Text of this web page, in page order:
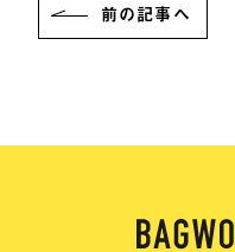
前の記事 へ